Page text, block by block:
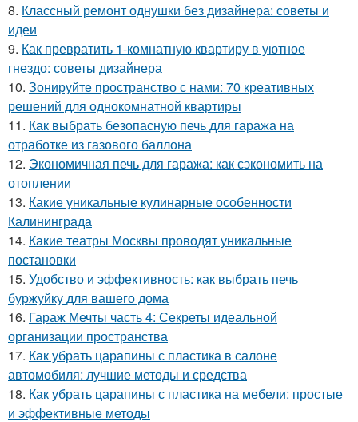
8. Классный ремонт однушки без дизайнера: советы и
идеи
9. Как превратить 1-комнатную квартиру в уютное
гнездо: советы дизайнера
10. Зонируйте пространство с нами: 70 креативных
решений для однокомнатной квартиры
11. Как выбрать безопасную печь для гаража на
отработке из газового баллона
12. Экономичная печь для гаража: как сэкономить на
отоплении
13. Какие уникальные кулинарные особенности
Калининграда
14. Какие театры Москвы проводят уникальные
постановки
15. Удобство и эффективность: как выбрать печь
буржуйку для вашего дома
16. Гараж Мечты часть 4: Секреты идеальной
организации пространства
17. Как убрать царапины с пластика в салоне
автомобиля: лучшие методы и средства
18. Как убрать царапины с пластика на мебели: простые
и эффективные методы